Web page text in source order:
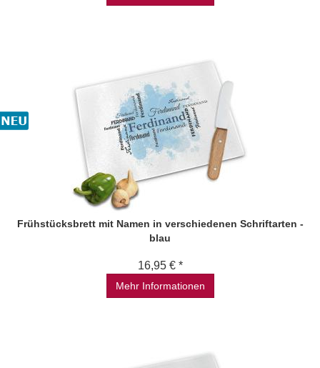
Frühstücksbrett mit Namen in verschiedenen Schriftarten -
blau
16,95 € *
Mehr Informationen